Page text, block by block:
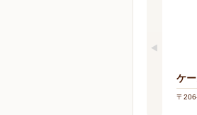
ケ
〒